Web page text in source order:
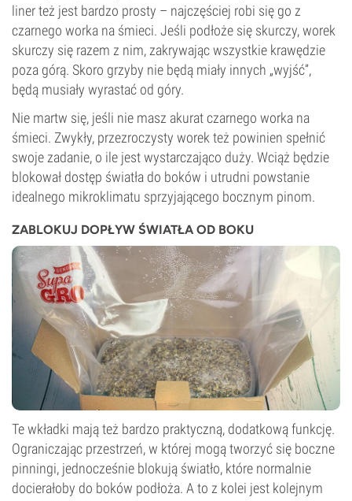
liner też jest bardzo prosty – najczęściej robi się go z
czarnego worka na śmieci. Jeśli podłoże się skurczy, worek
skurczy się razem z nim, zakrywając wszystkie krawędzie
poza górą. Skoro grzyby nie będą miały innych „wyjść”,
będą musiały wyrastać od góry.
Nie martw się, jeśli nie masz akurat czarnego worka na
śmieci. Zwykły, przezroczysty worek też powinien spełnić
swoje zadanie, o ile jest wystarczająco duży. Wciąż będzie
blokował dostęp światła do boków i utrudni powstanie
idealnego mikroklimatu sprzyjającego bocznym pinom.
ZABLOKUJ DOPŁYW ŚWIATŁA OD BOKU
Te wkładki mają też bardzo praktyczną, dodatkową funkcję.
Ograniczając przestrzeń, w której mogą tworzyć się boczne
pinningi, jednocześnie blokują światło, które normalnie
docierałoby do boków podłoża. A to z kolei jest kolejnym